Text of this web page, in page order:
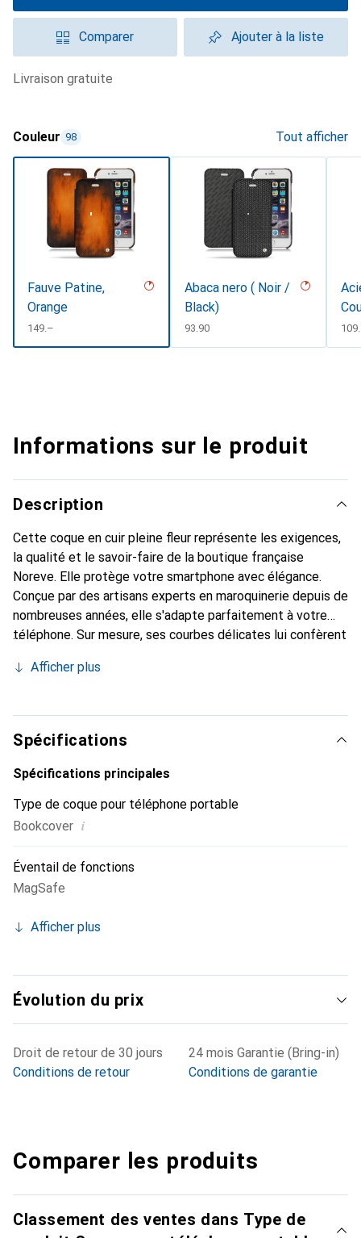
Comparer Ajouter à la liste
livraison gratuite
Couleur 98 Tout afficher
Fauve Patine,
Orange
CHF
149.–
Abaca nero ( Noir /
Black)
CHF
93.90 CHF
Informations sur le produit
Description
Cette coque en cuir pleine fleur représente les exigences,
la qualité et le savoir-faire de la boutique française
Noreve. Elle protège votre smartphone avec élégance.
Conçue par des artisans experts en maroquinerie depuis de
nombreuses années, elle s'adapte parfaitement à votre
téléphone. Sur mesure, ses courbes délicates lui confèrent
et indispensable pour votre smartphone. Reconnaître
marque Noreve est un choix sûr pour une clientèle
exigeante.
Afficher plus
Spécifications
Spécifications principales
Type de coque pour téléphone portable
Bookcover i
Éventail de fonctions
MagSafe
Afficher plus
Évolution du prix
Droit de retour de 30 jours
Conditions de retour
24 mois Garantie (Bring-in)
Conditions de garantie
Comparer les produits
Classement des ventes dans Type de